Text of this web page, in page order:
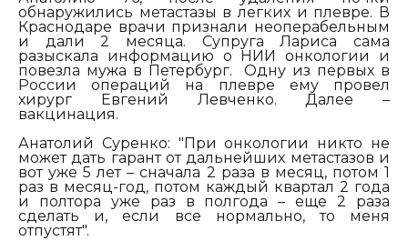
обнаружились метастазы в легких и плевре. В
Краснодаре врачи признали неоперабельным
и дали 2 месяца. Супруга Лариса сама
разыскала информацию о НИИ онкологии и
повезла мужа в Петербург. Одну из первых в
России операций на плевре ему провел
хирург Евгений Левченко. Далее –
вакцинация.
Анатолий Суренко: "При онкологии никто не
может дать гарант от дальнейших метастазов и
вот уже 5 лет – сначала 2 раза в месяц, потом 1
раз в месяц-год, потом каждый квартал 2 года
и полтора уже раз в полгода – еще 2 раза
сделать и, если все нормально, то меня
отпустят".